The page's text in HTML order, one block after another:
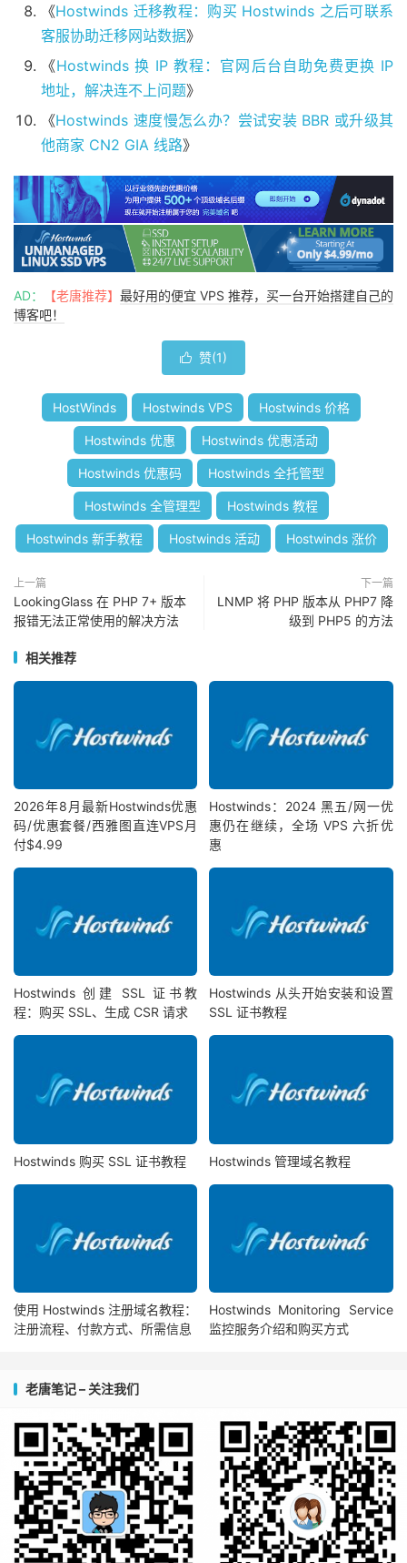
《Hostwinds 迁移教程：购买 Hostwinds 之后可联系
客服协助迁移网站数据》
《Hostwinds 换 IP 教程：官网后台自助免费更换 IP
地址，解决连不上问题》
《Hostwinds 速度慢怎么办？尝试安装 BBR 或升级其
他商家 CN2 GIA 线路》
AD： 【老唐推荐】 最好用的便宜 VPS 推荐，买一台开始搭建自己的
博客吧！
 赞(1)
HostWinds Hostwinds VPS Hostwinds 价格
Hostwinds 优惠 Hostwinds 优惠活动
Hostwinds 优惠码 Hostwinds 全托管型
Hostwinds 全管理型 Hostwinds 教程
Hostwinds 新手教程 Hostwinds 活动 Hostwinds 涨价
上一篇
LookingGlass 在 PHP 7+ 版本
报错无法正常使用的解决方法
下一篇
LNMP 将 PHP 版本从 PHP7 降
级到 PHP5 的方法
相关推荐
2026年8月最新Hostwinds优惠
码/优惠套餐/西雅图直连VPS月
付$4.99
Hostwinds：2024 黑五/网一优
惠仍在继续，全场 VPS 六折优
惠
Hostwinds 创建 SSL 证书教
程：购买 SSL、生成 CSR 请求
Hostwinds 从头开始安装和设置
SSL 证书教程
Hostwinds 购买 SSL 证书教程 Hostwinds 管理域名教程
使用 Hostwinds 注册域名教程：
注册流程、付款方式、所需信息
Hostwinds Monitoring Service
监控服务介绍和购买方式
老唐笔记 – 关注我们